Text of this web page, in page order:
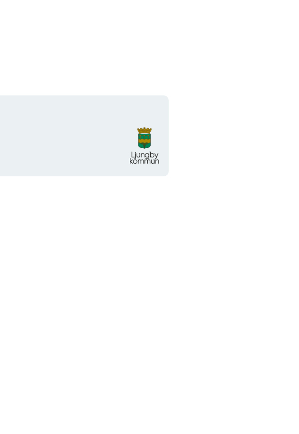
Organisationens
logotyp